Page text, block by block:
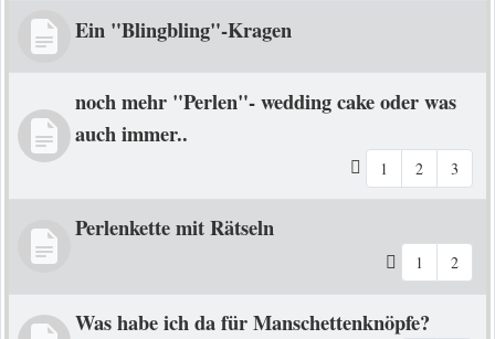
Ein "Blingbling"-Kragen
noch mehr "Perlen"- wedding cake oder was
auch immer..
1 2 3
Perlenkette mit Rätseln
1 2
Was habe ich da für Manschettenknöpfe?